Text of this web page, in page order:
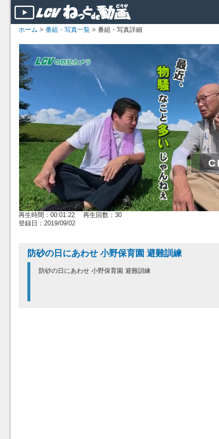
ホーム > 番組・写真一覧 > 番組・写真詳細
再生時間：00:01:22 再生回数：30
登録日：2019/09/02
防砂の日にあわせ 小野保育園 避難訓練
防砂の日にあわせ 小野保育園 避難訓練